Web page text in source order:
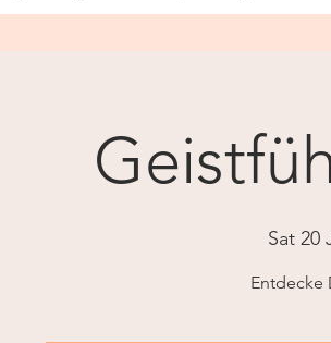
Sat 20
Entdecke